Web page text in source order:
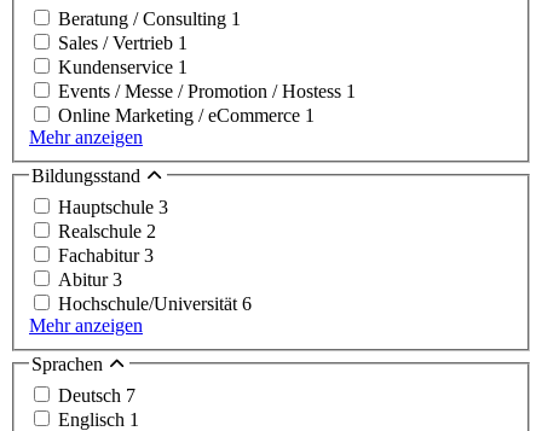
Beratung / Consulting 1
Sales / Vertrieb 1
Kundenservice 1
Events / Messe / Promotion / Hostess 1
Online Marketing / eCommerce 1
Mehr anzeigen
Bildungsstand
Hauptschule 3
Realschule 2
Fachabitur3
Abitur3
Hochschule/Universität 6
Mehr anzeigen
Sprachen
Deutsch 7
Englisch 1